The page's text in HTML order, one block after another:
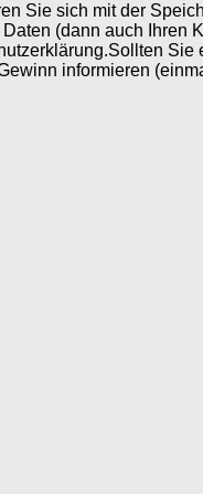
Sie sich mit der
(dann auch
informieren